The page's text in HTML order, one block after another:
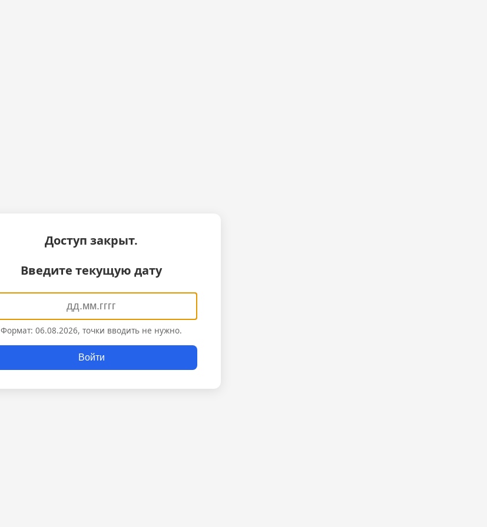
Доступ закрыт.
Введите текущую дату
Формат: 06.08.2026, точки вводить не нужно.
Войти